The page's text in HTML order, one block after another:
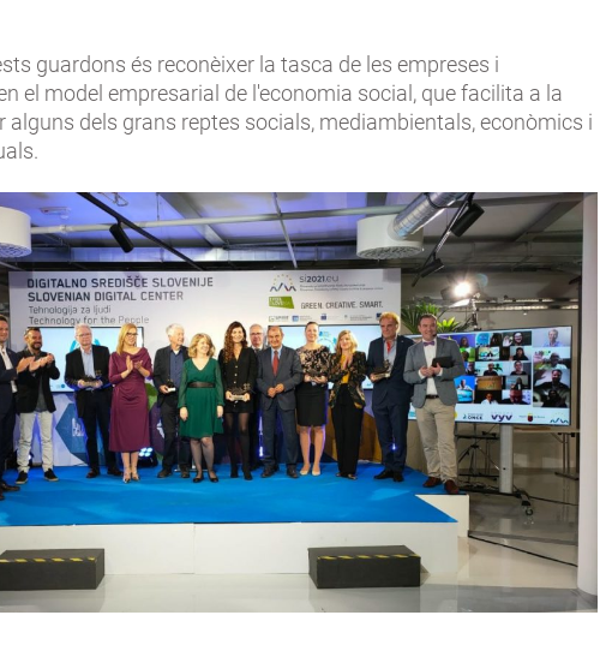
guardons és reconèixer la tasca de les empreses i
el model empresarial de l'economia social, que facilita a la
alguns dels grans reptes socials, mediambientals, econòmics i